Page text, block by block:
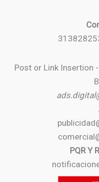
Post or Link Insertion
PQR Y